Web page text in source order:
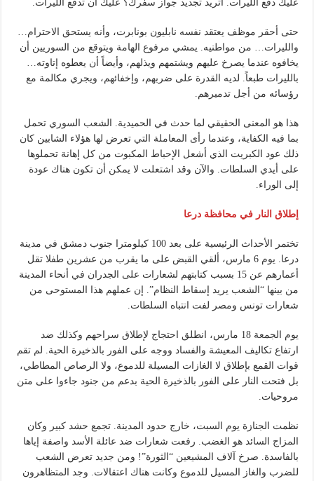
عليك دفع الليرات. أتريد تجديد جواز سفرك؟ عليك أن تدفع الليرات.
حتى أحقر موظف يعتقد نفسه نابليون بونابرت، وأنه يستحق الاحترام…
والليرات… من مواطنيه. يمشي مرفوع الهامة ويتوقع من السوريين أن
يخافوه عندما يصرخ عليهم ويشتمهم ويذلهم، وأيضاً أن يعطوه إتاوته…
بالليرات طبعاً. لديه القدرة على ضربهم، وإخفائهم، ويجري مكالمة مع
رؤسائه من أجل تدميرهم.
هذا هو المعنى الحقيقي لما حدث في الحميدية. الشعب السوري تحمل
بما فيه الكفاية، وعندما رأى المعاملة التي تعرض لها هؤلاء الشابين كان
ذلك عود الكبريت الذي أشعل الإحباط المكبوت من كل إهانة تحملوها
على أيدي السلطات. والآن وقد اشتعلت لا يمكن أن تكون هناك عودة
إلى الوراء.
إطلاق النار في محافظة درعا
تختمر الأحداث الرئيسية على بعد 100 كيلومترا جنوب دمشق في مدينة
درعا. يوم 6 مارس، ألقي القبض على ما يقرب من عشرين طفلا تقل
أعمارهم عن 15 بسبب كتابتهم لشعارات على الجدران في أنحاء المدينة
من بينها “الشعب يريد إسقاط النظام”. إن عملهم هذا المستوحى من
شعارات تونس ومصر لفت انتباه السلطات.
يوم الجمعة 18 مارس، انطلق احتجاج لإطلاق سراحهم وكذلك ضد
ارتفاع تكاليف المعيشة والفساد ووجه على الفور بالذخيرة الحية. لم تقم
قوات القمع بإطلاق لا الغازات المسيلة للدموع، ولا الرصاص المطاطي،
بل فتحت النار على الفور بالذخيرة الحية بدعم من جنود جاءوا على متن
مروحيات.
نظمت الجنازة يوم السبت، خارج حدود المدينة. تجمع حشد كبير وكان
المزاج السائد هو الغضب. رفعت شعارات ضد عائلة الأسد واصفة إياها
بالفاسدة. صرخ آلاف المشيعين “الثورة”! ومن جديد تعرض الشعب
للضرب والغاز المسيل للدموع وكانت هناك اعتقالات. وجد المتظاهرون